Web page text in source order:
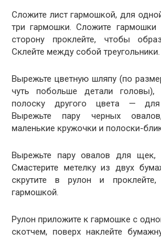
Сложите лист гармошкой, для
три гармошки. Сложите
сторону проклейте, чтобы
Склейте между собой треугольники.
Вырежьте цветную шляпу (по
чуть побольше детали головы),
полоску другого цвета —
Вырежьте пару черных
маленькие кружочки и полоски-
Вырежьте пару овалов для щек,
Смастерите метелку из двух
скрутите в рулон и
гармошкой.
Рулон приложите к гармошке с
скотчем, поверх наклейте